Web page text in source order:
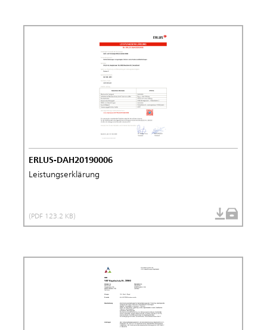
ERLUS-DAH20190006
Leistungserklärung
(PDF 123.2 KB)